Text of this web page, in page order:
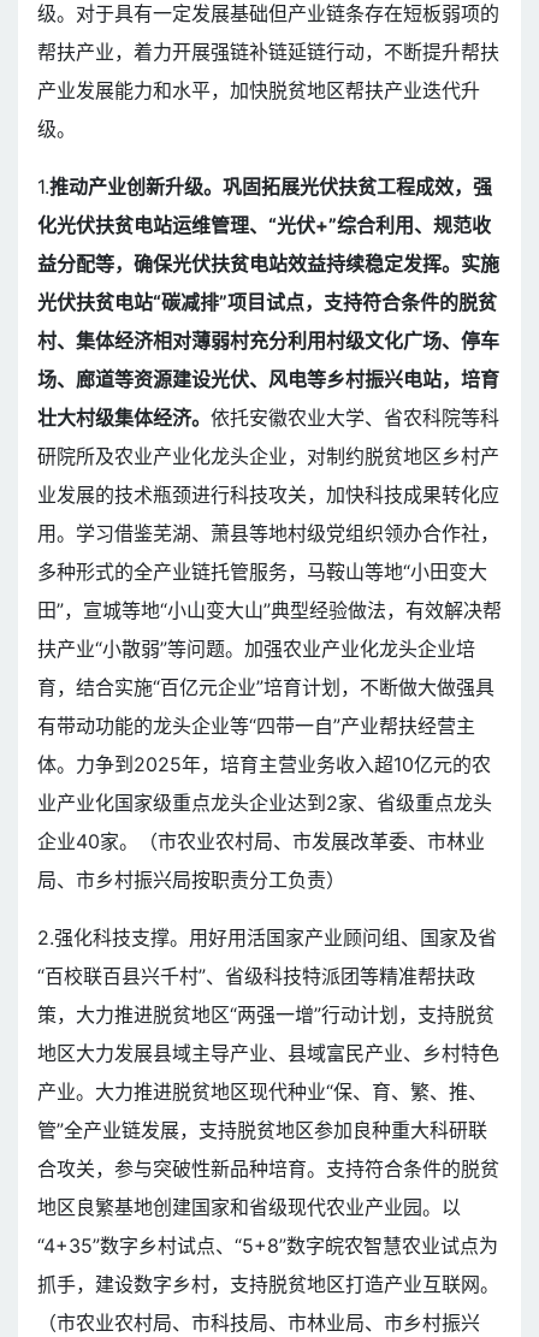
级。对于具有一定发展基础但产业链条存在短板弱项的
帮扶产业，着力开展强链补链延链行动，不断提升帮扶
产业发展能力和水平，加快脱贫地区帮扶产业迭代升
级。
1.推动产业创新升级。巩固拓展光伏扶贫工程成效，强
化光伏扶贫电站运维管理、“光伏+”综合利用、规范收
益分配等，确保光伏扶贫电站效益持续稳定发挥。实施
光伏扶贫电站“碳减排”项目试点，支持符合条件的脱贫
村、集体经济相对薄弱村充分利用村级文化广场、停车
场、廊道等资源建设光伏、风电等乡村振兴电站，培育
壮大村级集体经济。 依托安徽农业大学、省农科院等科
研院所及农业产业化龙头企业，对制约脱贫地区乡村产
业发展的技术瓶颈进行科技攻关，加快科技成果转化应
用。学习借鉴芜湖、萧县等地村级党组织领办合作社，
多种形式的全产业链托管服务，马鞍山等地“小田变大
田”，宣城等地“小山变大山”典型经验做法，有效解决帮
扶产业“小散弱”等问题。加强农业产业化龙头企业培
育，结合实施“百亿元企业”培育计划，不断做大做强具
有带动功能的龙头企业等“四带一自”产业帮扶经营主
体。力争到2025年，培育主营业务收入超10亿元的农
业产业化国家级重点龙头企业达到2家、省级重点龙头
企业40家。（市农业农村局、市发展改革委、市林业
局、市乡村振兴局按职责分工负责）
2.强化科技支撑。用好用活国家产业顾问组、国家及省
“百校联百县兴千村”、省级科技特派团等精准帮扶政
策，大力推进脱贫地区“两强一增”行动计划，支持脱贫
地区大力发展县域主导产业、县域富民产业、乡村特色
产业。大力推进脱贫地区现代种业“保、育、繁、推、
管”全产业链发展，支持脱贫地区参加良种重大科研联
合攻关，参与突破性新品种培育。支持符合条件的脱贫
地区良繁基地创建国家和省级现代农业产业园。以
“4+35”数字乡村试点、“5+8”数字皖农智慧农业试点为
抓手，建设数字乡村，支持脱贫地区打造产业互联网。
（市农业农村局、市科技局、市林业局、市乡村振兴